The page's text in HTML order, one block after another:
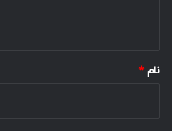
نام *